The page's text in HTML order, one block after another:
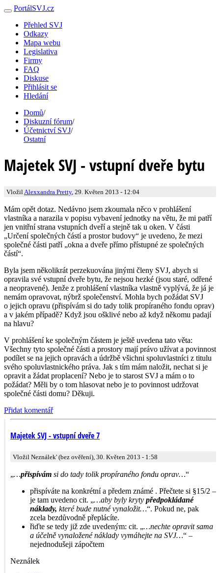
PortálSVJ.cz
Přehled SVJ
Odkazy
Mapa webu
Legislativa
Firmy
FAQ
Diskuse
Přihlásit se
Hledání
Domů/
Diskuzní fórum/
Účetnictví SVJ/
Ostatní
Majetek SVJ - vstupní dveře bytu
Vložil Alexxandra Pretty, 29. Květen 2013 - 12:04
Mám opět dotaz. Nedávno jsem zkoumala něco v prohlášení
vlastníka a narazila v popisu vybavení jednotky na větu, že mi patří
jen vnitřní strana vstupních dveří a stejně tak u oken. V části
„Určení společných částí a prostor budovy“ je uvedeno, že mezi
společné části patří „okna a dveře přímo přístupné ze společných
částí“.
Byla jsem několikrát perzekuována jinými členy SVJ, abych si
opravila své vstupní dveře bytu, že nejsou hezké (jsou staré, odřené
a neopravené). Jenže z prohlášení vlastníka vlastně vyplývá, že já je
nemám opravovat, nýbrž společenství. Mohla bych požádat SVJ
o jejich opravu (přispívám si do tady tolik propíraného fondu oprav)
a v jakém případě? Když jsou ošklivé nebo až když někomu padají
na hlavu?
V prohlášení ke společným částem je ještě uvedena tato věta:
Všechny tyto společné části a prostory mají právo užívat a povinnost
podílet se na jejich opravách a údržbě všichni spoluvlastníci z titulu
svého spoluvlastnického práva. Jak s tím mám naložit, nechat si je
opravit a žádat proplacení? Nebo je to starost SVJ a mám o to
požádat? Měli by o tom hlasovat nebo je to povinnost udržovat
společné části domu? Děkuji.
Přidat komentář
Majetek SVJ - vstupní dveře 7
Vložil Neználek' (bez ověření), 30. Květen 2013 - 1:58
„…přispívám si do tady tolik propíraného fondu oprav…“
přispíváte na konkrétní a předem známé . Přečtete si §15/2 –
je tam uvedeno cit. „…aby byly kryty předpokládané
náklady, které bude nutné vynaložit…“. Pokud ne, pak
zcela bezdůvodně přeplácíte.
řiďte se tedy již zde uvedeným: cit. „…nechte opravit sama
a účelně vynaložené náklady vymáhejte na SVJ…“ –
nejednodušeji zápočtem
Neználek